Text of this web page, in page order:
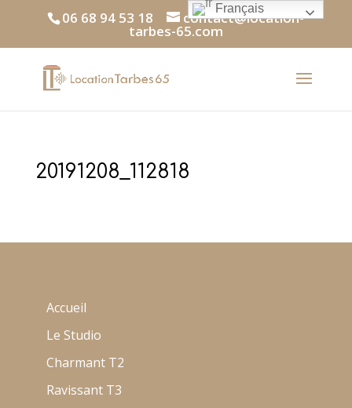
06 68 94 53 18 contact@location-
tarbes-65.com
20191208_112818
Accueil
Le Studio
Charmant T2
Ravissant T3
Français